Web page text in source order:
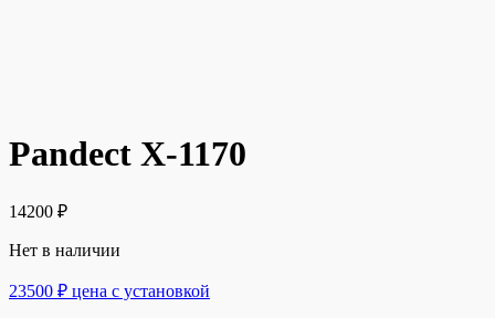
Pandect X-1170
14200 ₽
Нет в наличии
23500 ₽ цена с установкой